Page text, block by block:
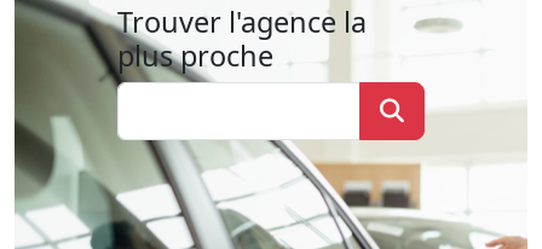
Trouver l'agence la
plus proche